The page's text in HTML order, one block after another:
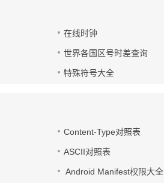
在线时钟
世界各国区号时差查询
特殊符号大全
Content-Type对照表
ASCII对照表
Android Manifest权限大全